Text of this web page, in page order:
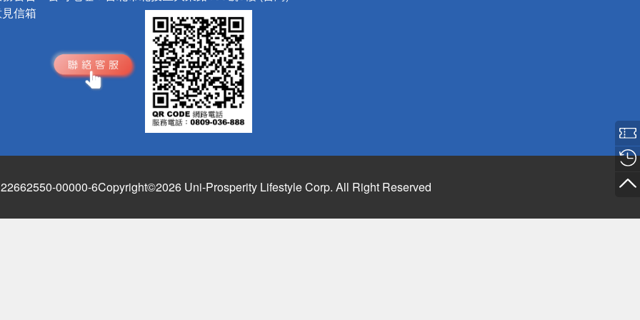
信箱
00000-6Copyright©2026 Uni-Prosperity Lifestyle Corp. All Right Reserved